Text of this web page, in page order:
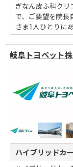
ぎなん皮ふ科ク
で、ご要望を院長
さま1人ひとりに
岐阜トヨペット
ハイブリッドカ